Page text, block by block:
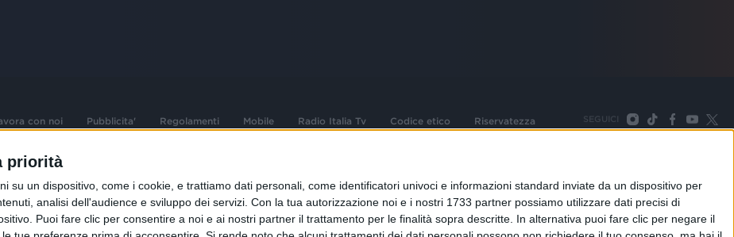
priorità
su un dispositivo, come i cookie, e trattiamo dati personali, come identificatori univoci e informazioni standard inviate da un dispositivo per
analisi dell'audience e sviluppo dei servizi. Con la tua autorizzazione noi e i nostri 1733 partner possiamo utilizzare dati precisi di
Puoi fare clic per consentire a noi e ai nostri partner il trattamento per le finalità sopra descritte. In alternativa puoi fare clic per negare il
con noi Pubblicita' Regolamenti Mobile Radio Italia Tv Codice etico Riservatezza SEGUICI
le opere dell'ingegno
diritti d'autore e dei diritti
- C.F. e n° iscrizione
Sede Amministrativa: Viale Europa 49, 20093 Cologno Monzese (Mi) |Tel. +39 02 254441 | Fax +39
02 25444220
Sede Legale: Via Savona 97, 20144 Milano
TORNA SU